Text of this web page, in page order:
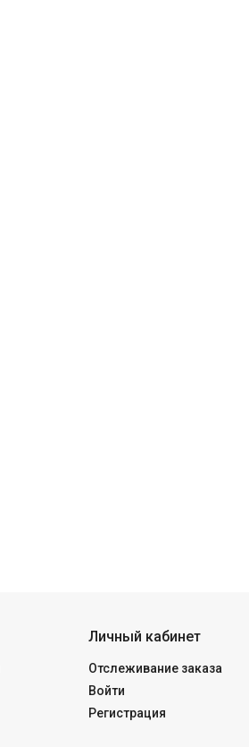
Личный кабинет
Отслеживание заказа
Войти
Регистрация